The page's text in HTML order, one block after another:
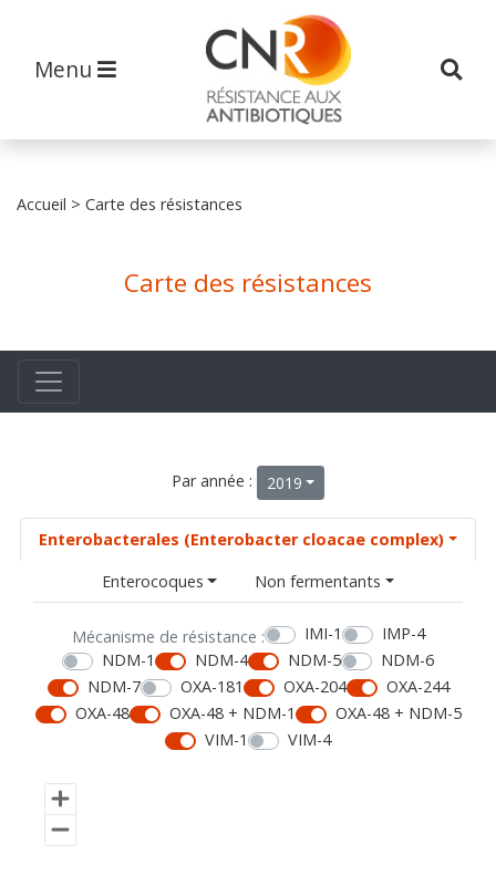
Menu
Accueil > Carte des résistances
Carte des résistances
Par année : 2019
Enterobacterales (Enterobacter cloacae complex)
Enterocoques
Non fermentants
Mécanisme de résistance : IMI-1
IMP-4
NDM-1
NDM-4 NDM-5
NDM-6
NDM-7
OXA-181 OXA-204
OXA-244
OXA-48
OXA-48 + NDM-1
OXA-48 + NDM-5
VIM-1
VIM-4